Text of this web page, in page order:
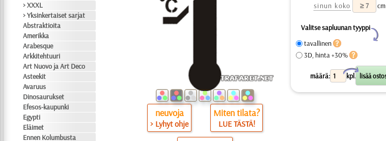
> XXXL
> Yksinkertaiset sarjat
Abstraktioita
Amerikka
Arabesque
Arkkitehtuuri
Art Nuovo ja Art Deco
Asteekit
Avaruus
Dinosaurukset
Efesos-kaupunki
Egypti
Eläimet
Ennen Kolumbusta
neuvoja
> Lyhyt ohje
Miten tilata?
LUE TÄSTÄ!
sinun koko
cm
Valitse sapluunan tyyppi
Y
tavallinen
3D, hinta +30%
määrä: kpl.
X